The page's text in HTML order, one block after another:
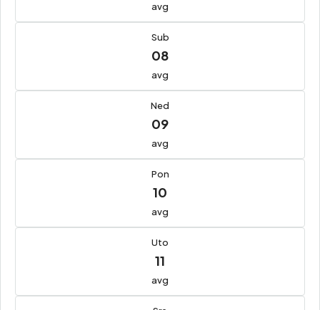
avg
Sub
08
avg
Ned
09
avg
Pon
10
avg
Uto
11
avg